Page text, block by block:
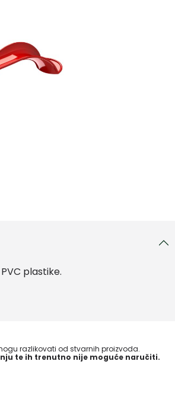
plastike.
razlikovati od stvarnih proizvoda.
te ih trenutno nije moguće naručiti.